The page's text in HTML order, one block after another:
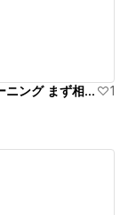
大川市 フローリング掃除 床清掃 クリーニング まず相談！
1